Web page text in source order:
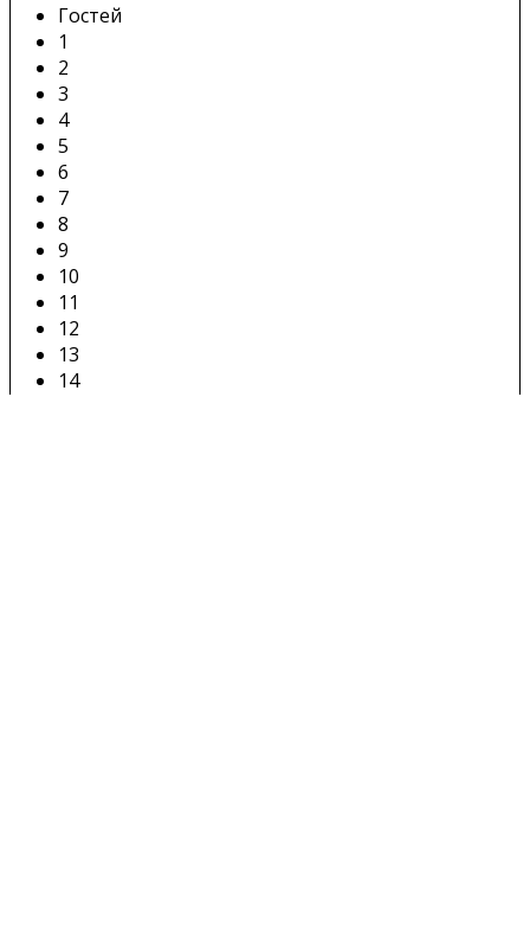
Гостей
1
2
3
4
5
6
7
8
9
10
11
12
13
14